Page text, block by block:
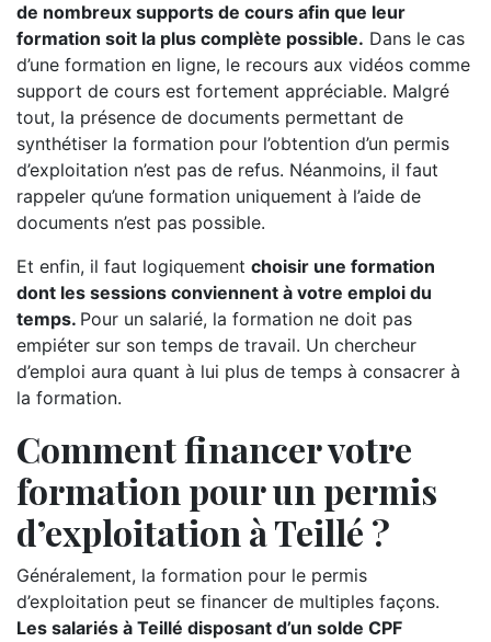
de nombreux supports de cours afin que leur
formation soit la plus complète possible. Dans le cas
d’une formation en ligne, le recours aux vidéos comme
support de cours est fortement appréciable. Malgré
tout, la présence de documents permettant de
synthétiser la formation pour l’obtention d’un permis
d’exploitation n’est pas de refus. Néanmoins, il faut
rappeler qu’une formation uniquement à l’aide de
documents n’est pas possible.
Et enfin, il faut logiquement choisir une formation
dont les sessions conviennent à votre emploi du
temps. Pour un salarié, la formation ne doit pas
empiéter sur son temps de travail. Un chercheur
d’emploi aura quant à lui plus de temps à consacrer à
la formation.
Comment financer votre
formation pour un permis
d’exploitation à Teillé ?
Généralement, la formation pour le permis
d’exploitation peut se financer de multiples façons.
Les salariés à Teillé disposant d’un solde CPF